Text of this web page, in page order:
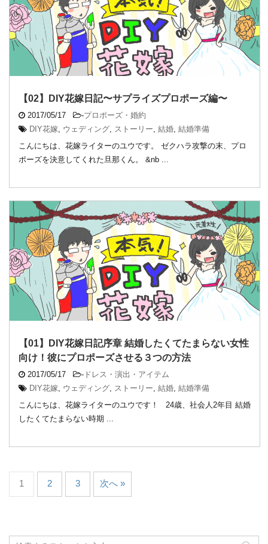
【02】DIY花嫁日記〜サプライズプロポーズ編〜
2017/05/17 -プロポーズ・婚約
DIY花嫁
ウェディング ストーリー 結婚 結婚準備
こんにちは、花嫁ライターのユウです。 ゼクハラ攻撃の末、プロ
ポーズを決意してくれた旦那くん。 &nb ...
【01】DIY花嫁日記序章 結婚したくてたまらない女性
向け！彼にプロポーズさせる３つの方法
2017/05/17 - ドレス・演出・アイテム
DIY花嫁
ウェディング ストーリー 結婚 結婚準備
こんにちは、花嫁ライターのユウです！ 24歳、社会人2年目 結婚
したくてたまらない時期 ...
1 2 3 次へ »